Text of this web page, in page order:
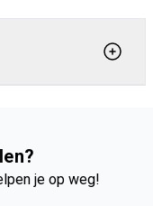
je op weg!